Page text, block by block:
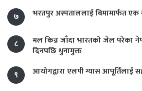
७ भरतपुर अस्पताललाई बिमामार्फत एक
८
मल किन्न जाँदा भारतको जेल परेका
दिनपछि थुनामुक्त
९
आयोगद्वारा एलपी ग्यास आपूर्तिलाई